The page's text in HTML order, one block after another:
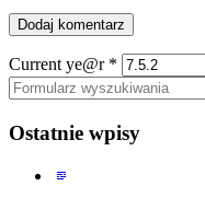
Current ye@r *
Ostatnie wpisy